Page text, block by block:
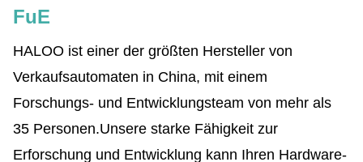
FuE
HALOO ist einer der größten Hersteller von
Verkaufsautomaten in China, mit einem
Forschungs- und Entwicklungsteam von mehr als
35 Personen.Unsere starke Fähigkeit zur
Erforschung und Entwicklung kann Ihren Hardware-